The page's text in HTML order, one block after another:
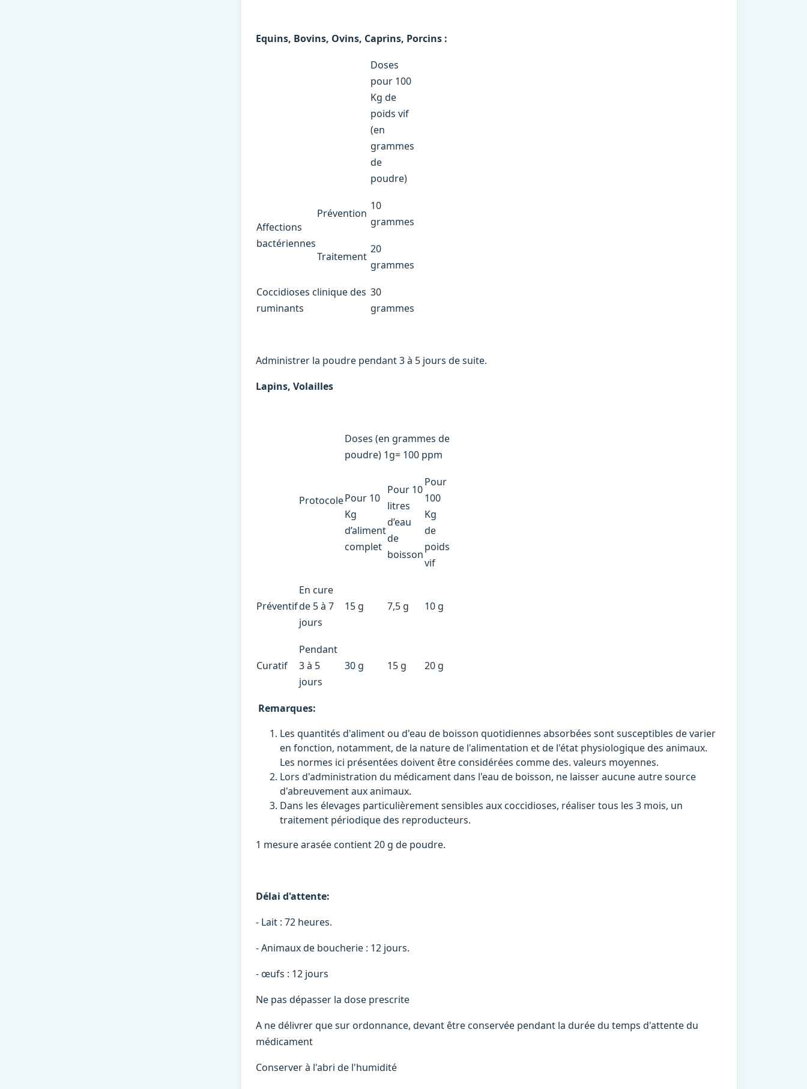
Equins, Bovins, Ovins, Caprins, Porcins :
Doses
pour 100
Kg de
poids vif
(en
grammes
de
poudre)
Affections
bactériennes
Prévention
10
grammes
Traitement
20
grammes
Coccidioses clinique des
ruminants
30
grammes
Administrer la poudre pendant 3 à 5 jours de suite.
Lapins, Volailles
Protocole
Doses (en grammes de
poudre) 1g= 100 ppm
Pour 10
Kg
d’aliment
complet
Pour 10
litres
d’eau
de
boisson
Pour
100
Kg
de
poids
vif
Préventif
En cure
de 5 à 7
jours
15 g 7,5 g 10 g
Curatif
Pendant
3 à 5
jours
30 g 15 g 20 g
Remarques:
Les quantités d'aliment ou d'eau de boisson quotidiennes absorbées sont susceptibles de varier
en fonction, notamment, de la nature de l'alimentation et de l'état physiologique des animaux.
Les normes ici présentées doivent être considérées comme des. valeurs moyennes.
Lors d'administration du médicament dans l'eau de boisson, ne laisser aucune autre source
d'abreuvement aux animaux.
Dans les élevages particulièrement sensibles aux coccidioses, réaliser tous les 3 mois, un
traitement périodique des reproducteurs.
1 mesure arasée contient 20 g de poudre.
Délai d'attente:
- Lait : 72 heures.
- Animaux de boucherie : 12 jours.
- œufs : 12 jours
Ne pas dépasser la dose prescrite
A ne délivrer que sur ordonnance, devant être conservée pendant la durée du temps d'attente du
médicament
Conserver à l'abri de l'humidité